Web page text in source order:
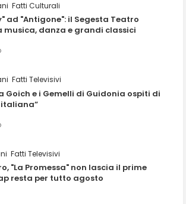
Fatti Culturali
ad "Antigone": il Segesta Teatro
musica, danza e grandi classici
Fatti Televisivi
Goich e i Gemelli di Guidonia ospiti di
italiana”
Fatti Televisivi
"La Promessa" non lascia il prime
resta per tutto agosto